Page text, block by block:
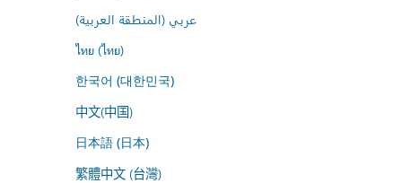
عربي (المنطقة العربية)
ไทย (ไทย)
한국어 (대한민국)
中文(中国)
日本語 (日本)
繁體中文 (台灣)